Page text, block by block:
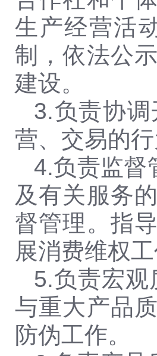
生产经营活
制，依法公
建设。
3.负责协
营、交易的
4.负责监督
及有关服务
督管理。指
展消费维权工
5.负责宏观
与重大产品
防伪工作。